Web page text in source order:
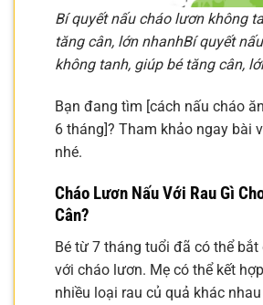
Bí quyết nấu cháo lươn không
tăng cân, lớn nhanhBí quyết
không tanh, giúp bé tăng cân,
Bạn đang tìm [cách nấu cháo
6 tháng]? Tham khảo ngay bài
nhé.
Cháo Lươn Nấu Với Rau Gì
Cân?
Bé từ 7 tháng tuổi đã có thể
với cháo lươn. Mẹ có thể kết
nhiều loại rau củ quả khác